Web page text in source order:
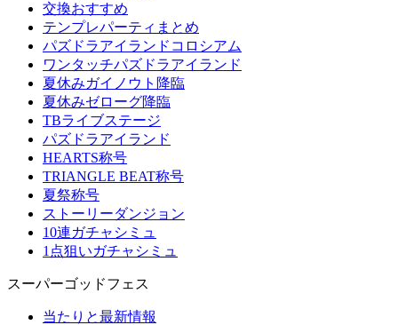
交換おすすめ
テンプレパーティまとめ
パズドラアイランドコロシアム
ワンタッチパズドラアイランド
夏休みガイノウト降臨
夏休みゼローグ降臨
TBライブステージ
パズドラアイランド
HEARTS称号
TRIANGLE BEAT称号
夏祭称号
ストーリーダンジョン
10連ガチャシミュ
1点狙いガチャシミュ
スーパーゴッドフェス
当たりと最新情報